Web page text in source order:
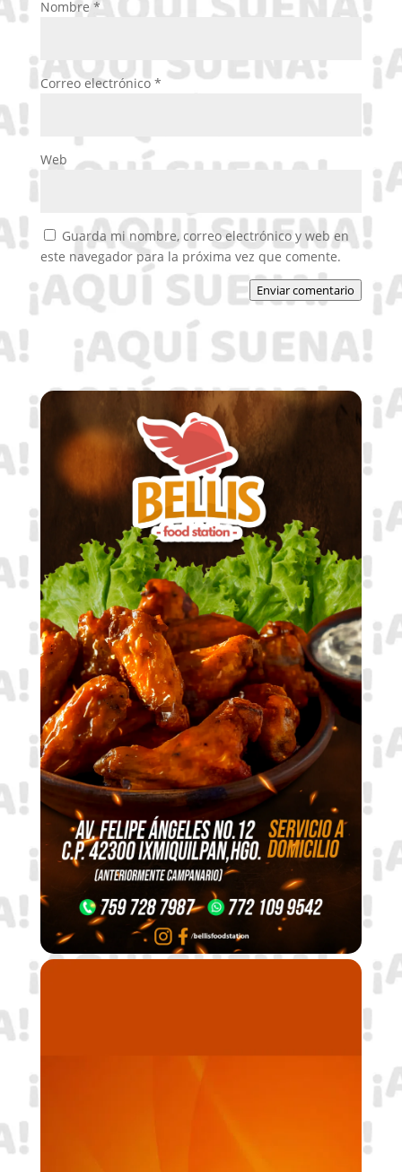
Nombre*
Correo electrónico *
Web
Guarda mi nombre, correo electrónico y web en
este navegador para la próxima vez que comente.
Enviar comentario